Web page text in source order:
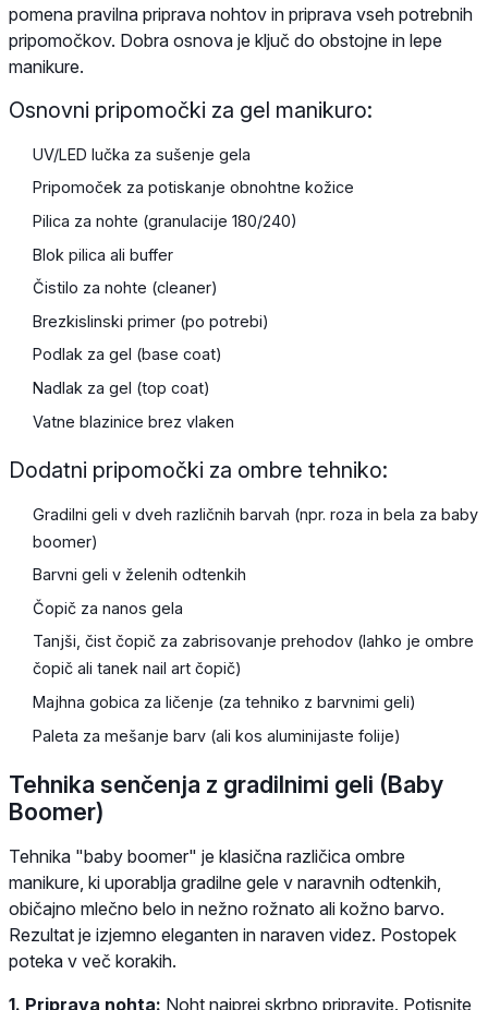
pomena pravilna priprava nohtov in priprava vseh potrebnih
pripomočkov. Dobra osnova je ključ do obstojne in lepe
manikure.
Osnovni pripomočki za gel manikuro:
UV/LED lučka za sušenje gela
Pripomoček za potiskanje obnohtne kožice
Pilica za nohte (granulacije 180/240)
Blok pilica ali buffer
Čistilo za nohte (cleaner)
Brezkislinski primer (po potrebi)
Podlak za gel (base coat)
Nadlak za gel (top coat)
Vatne blazinice brez vlaken
Dodatni pripomočki za ombre tehniko:
Gradilni geli v dveh različnih barvah (npr. roza in bela za baby
boomer)
Barvni geli v želenih odtenkih
Čopič za nanos gela
Tanjši, čist čopič za zabrisovanje prehodov (lahko je ombre
čopič ali tanek nail art čopič)
Majhna gobica za ličenje (za tehniko z barvnimi geli)
Paleta za mešanje barv (ali kos aluminijaste folije)
Tehnika senčenja z gradilnimi geli (Baby
Boomer)
Tehnika "baby boomer" je klasična različica ombre
manikure, ki uporablja gradilne gele v naravnih odtenkih,
običajno mlečno belo in nežno rožnato ali kožno barvo.
Rezultat je izjemno eleganten in naraven videz. Postopek
poteka v več korakih.
1. Priprava nohta: Noht najprej skrbno pripravite. Potisnite